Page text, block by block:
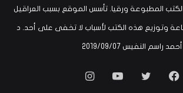
المطبوعة ورقيا. تأسس الموقع بسبب العراقيل
وتوزيع هذه الكتب لأسباب لا تخفى على أحد. د
أحمد راسم النفيس ‏07‏/09‏/2019
فيسبوكتويتر يوتيوبانستقرام